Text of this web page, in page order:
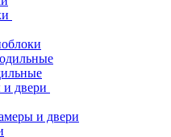
двери
и двери